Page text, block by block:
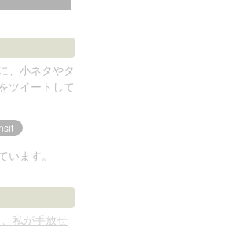
、小ネタやタ
ツイートして
います。
私が手放せ